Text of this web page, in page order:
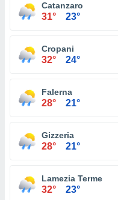
Catanzaro
31° 23°
Cropani
32° 24°
Falerna
28° 21°
Gizzeria
28° 21°
Lamezia Terme
32° 23°